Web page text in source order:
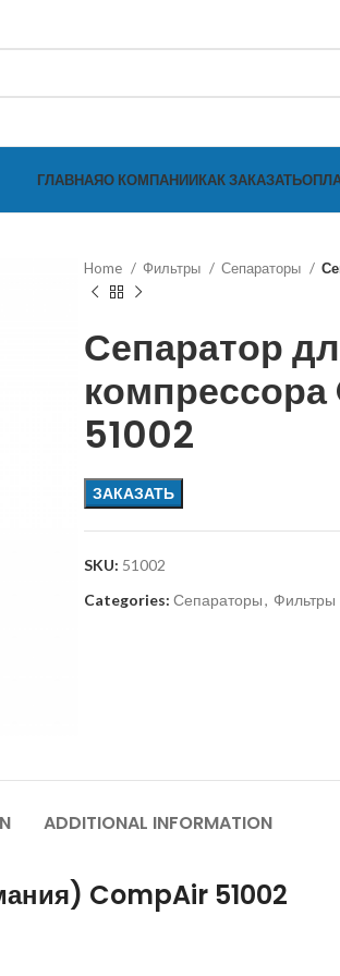
ГЛАВНАЯО КОМПАНИИКАК ЗАКАЗАТЬ
Home Фильтры Сепараторы
Сепаратор
51002
ЗАКАЗАТЬ
SKU: 51002
Categories: Сепараторы, Фильтры
ADDITIONAL INFORMATION
CompAir 51002